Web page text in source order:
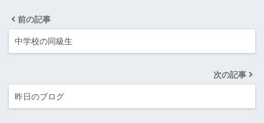
前の記事
中学校の同級生
次の記事
昨日のブログ